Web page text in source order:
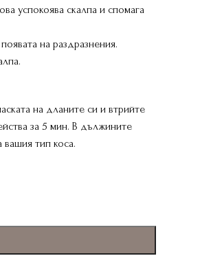
успокоява скалпа и спомага
на раздразнения.
на дланите си и втрийте
за 5 мин. В дължините
тип коса.